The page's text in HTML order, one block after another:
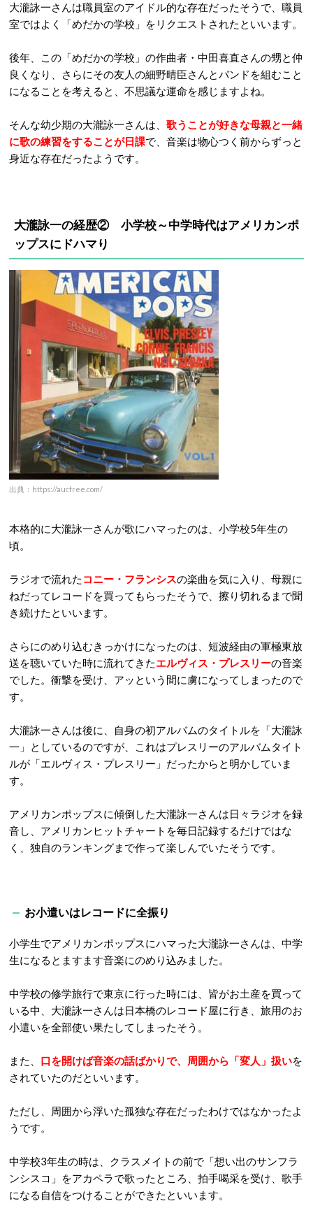
大瀧詠一さんは職員室のアイドル的な存在だったそうで、職員
室ではよく「めだかの学校」をリクエストされたといいます。
後年、この「めだかの学校」の作曲者・中田喜直さんの甥と仲
良くなり、さらにその友人の細野晴臣さんとバンドを組むこと
になることを考えると、不思議な運命を感じますよね。
そんな幼少期の大瀧詠一さんは、 歌うことが好きな母親と一緒
に歌の練習をすることが日課で、音楽は物心つく前からずっと
身近な存在だったようです。
大瀧詠一の経歴② 小学校～中学時代はアメリカンポ
ップスにドハマり
出典：https://aucfree.com/
本格的に大瀧詠一さんが歌にハマったのは、小学校5年生の
頃。
ラジオで流れた コニー・フランシスの楽曲を気に入り、母親に
ねだってレコードを買ってもらったそうで、擦り切れるまで聞
き続けたといいます。
さらにのめり込むきっかけになったのは、短波経由の軍極東放
送を聴いていた時に流れてきたエルヴィス・プレスリーの音楽
でした。衝撃を受け、アッという間に虜になってしまったので
す。
大瀧詠一さんは後に、自身の初アルバムのタイトルを「大瀧詠
一」としているのですが、これはプレスリーのアルバムタイト
ルが「エルヴィス・プレスリー」だったからと明かしていま
す。
アメリカンポップスに傾倒した大瀧詠一さんは日々ラジオを録
音し、アメリカンヒットチャートを毎日記録するだけではな
く、独自のランキングまで作って楽しんでいたそうです。
お小遣いはレコードに全振り
小学生でアメリカンポップスにハマった大瀧詠一さんは、中学
生になるとますます音楽にのめり込みました。
中学校の修学旅行で東京に行った時には、皆がお土産を買って
いる中、大瀧詠一さんは日本橋のレコード屋に行き、旅用のお
小遣いを全部使い果たしてしまったそう。
また、 口を開けば音楽の話ばかりで、周囲から「変人」扱いを
されていたのだといいます。
ただし、周囲から浮いた孤独な存在だったわけではなかったよ
うです。
中学校3年生の時は、クラスメイトの前で「想い出のサンフラ
ンシスコ」をアカペラで歌ったところ、拍手喝采を受け、歌手
になる自信をつけることができたといいます。